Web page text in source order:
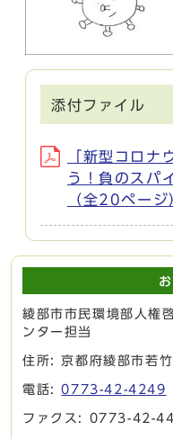
添付ファイル
「新型コロナ
う！負のスパ
（全20ペー
綾部市市民環境部人権
ンター担当
住所: 京都府綾部市若
電話:0773-42-4249
ファクス: 0773-42-